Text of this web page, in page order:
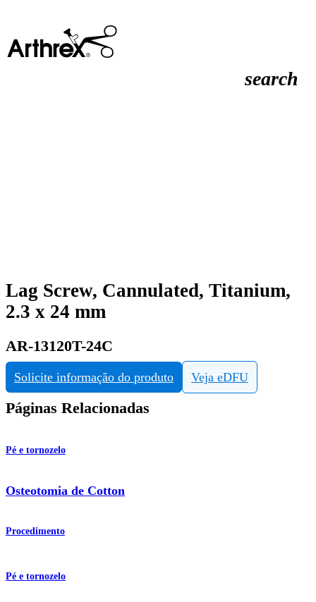
search
Lag Screw, Cannulated, Titanium,
2.3 x 24 mm
AR-13120T-24C
Solicite informação do produto Veja eDFU
Páginas Relacionadas
Pé e tornozelo
Osteotomia de Cotton
Procedimento
Pé e tornozelo